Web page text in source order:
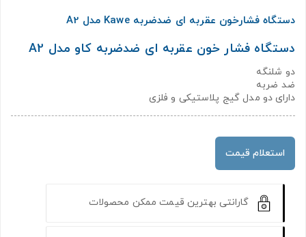
دستگاه فشارخون عقربه ای ضدضربه Kawe مدل A2
دستگاه فشار خون عقربه ای ضدضربه کاو مدل A2
دو شلنگه
ضد ضربه
دارای دو مدل گیج پلاستیکی و فلزی
استعلام قیمت
گارانتی بهترین قیمت ممکن محصولات